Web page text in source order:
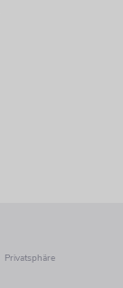
Privatsphäre